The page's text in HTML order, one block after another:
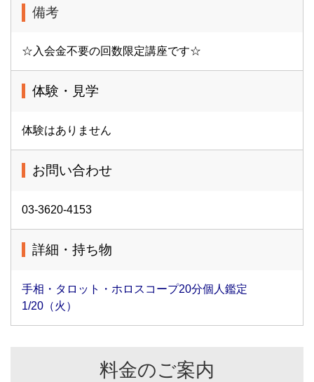
備考
☆入会金不要の回数限定講座です☆
体験・見学
体験はありません
お問い合わせ
03-3620-4153
詳細・持ち物
手相・タロット・ホロスコープ20分個人鑑定
1/20（火）
料金のご案内